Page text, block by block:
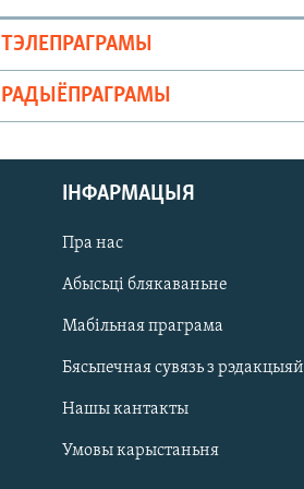
ТЭЛЕПРАГРАМЫ
РАДЫЁПРАГРАМЫ
ІНФАРМАЦЫЯ
Пра нас
Абысьці блякаваньне
Мабільная праграма
Бясьпечная сувязь з рэдакцыяй
Нашы кантакты
Умовы карыстаньня